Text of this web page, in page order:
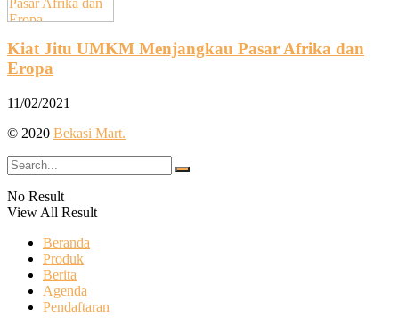
Kiat Jitu UMKM Menjangkau Pasar Afrika dan
Eropa
11/02/2021
© 2020 Bekasi Mart.
No Result
View All Result
Beranda
Produk
Berita
Agenda
Pendaftaran